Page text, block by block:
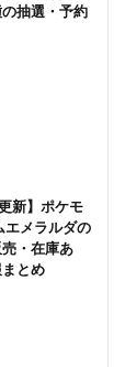
抽選・予約
新】ポケモ
エメラルダの
・在庫あ
とめ